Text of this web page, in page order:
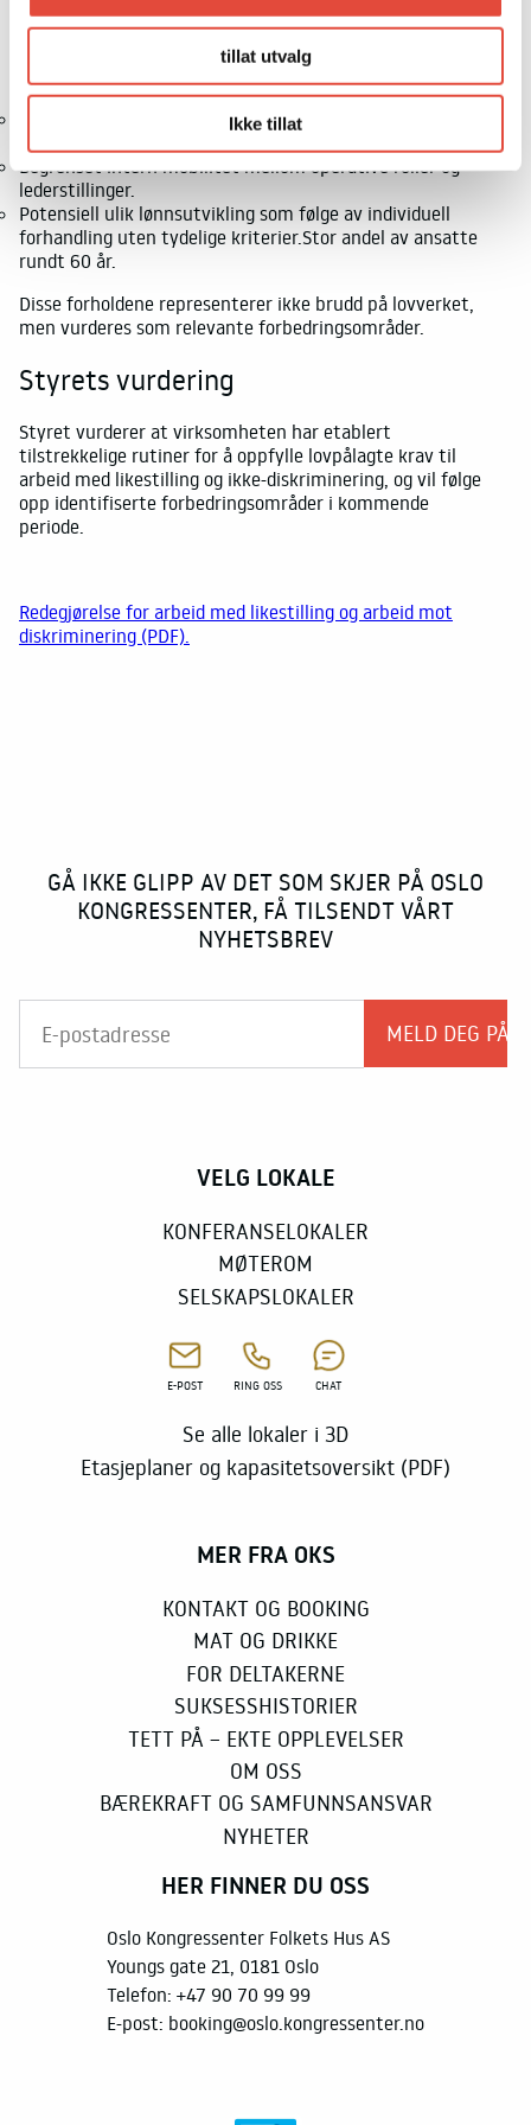
tillat utvalg
Ikke tillat
Selv om lønnsbildet samlet sett fremstår som saklig og
forsvarlig, peker analysen på enkelte områder som krever
oppfølging:
Risiko for utilsiktede lønnsforskjeller over tid i
stillingsgrupper med skjev kjønnsbalanse.
Begrenset intern mobilitet mellom operative roller og
lederstillinger.
Potensiell ulik lønnsutvikling som følge av individuell
forhandling uten tydelige kriterier.Stor andel av ansatte
rundt 60 år.
Disse forholdene representerer ikke brudd på lovverket,
men vurderes som relevante forbedringsområder.
Styrets vurdering
Styret vurderer at virksomheten har etablert
tilstrekkelige rutiner for å oppfylle lovpålagte krav til
arbeid med likestilling og ikke-diskriminering, og vil følge
opp identifiserte forbedringsområder i kommende
periode.
Redegjørelse for arbeid med likestilling og arbeid mot
diskriminering (PDF).
GÅ IKKE GLIPP AV DET SOM SKJER PÅ OSLO
KONGRESSENTER, FÅ TILSENDT VÅRT
NYHETSBREV
VELG LOKALE
KONFERANSELOKALER
MØTEROM
SELSKAPSLOKALER
E-POST RING OSS CHAT
Se alle lokaler i 3D
Etasjeplaner og kapasitetsoversikt (PDF)
MER FRA OKS
KONTAKT OG BOOKING
MAT OG DRIKKE
FOR DELTAKERNE
SUKSESSHISTORIER
TETT PÅ – EKTE OPPLEVELSER
OM OSS
BÆREKRAFT OG SAMFUNNSANSVAR
NYHETER
HER FINNER DU OSS
Oslo Kongressenter Folkets Hus AS
Youngs gate 21, 0181 Oslo
Telefon: +47 90 70 99 99
E-post: booking@oslo.kongressenter.no